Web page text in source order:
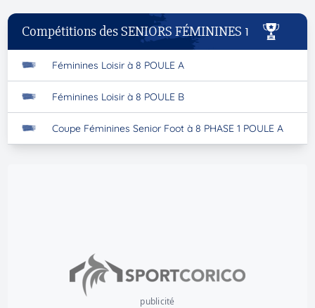
Compétitions des SENIORS FÉMININES 1
Féminines Loisir à 8 POULE A
Féminines Loisir à 8 POULE B
Coupe Féminines Senior Foot à 8 PHASE 1 POULE A
publicité